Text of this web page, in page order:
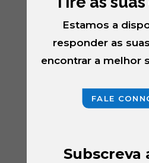
Estamos a
responder as
encontrar a melhor
FALE
Subscreva